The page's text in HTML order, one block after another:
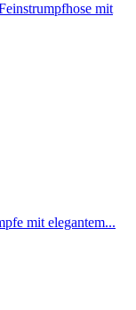
mit
mit elegantem...